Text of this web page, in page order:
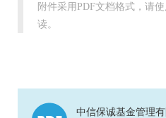
附件采用PDF文档格式，请
读。
中信保诚基金管理